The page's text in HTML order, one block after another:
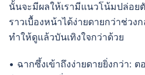
นั้นจะมีผลให้เรามีแนวโน้มปล่อยตั
ราวเบื้องหน้าได้ง่ายดายกว่าช่วง
ทำให้ดูแล้วบันเทิงใจกว่าด้วย
• ฉากซึ้งเข้าถึงง่ายดายยิ่งกว่า: